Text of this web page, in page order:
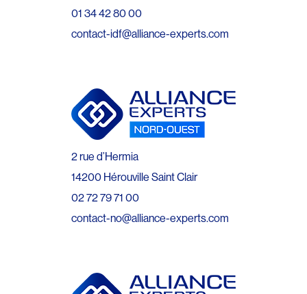
01 34 42 80 00
contact-idf@alliance-experts.com
2 rue d’Hermia
14200 Hérouville Saint Clair
02 72 79 71 00
contact-no@alliance-experts.com